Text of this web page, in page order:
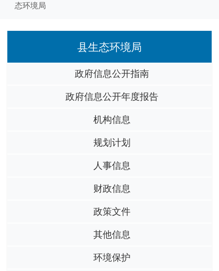
态环境局
县生态环境局
政府信息公开指南
政府信息公开年度报告
机构信息
规划计划
人事信息
财政信息
政策文件
其他信息
环境保护